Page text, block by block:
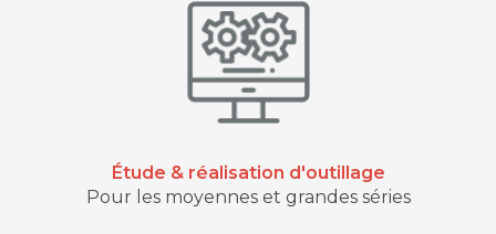
Étude & réalisation d'outillage
Pour les moyennes et grandes séries